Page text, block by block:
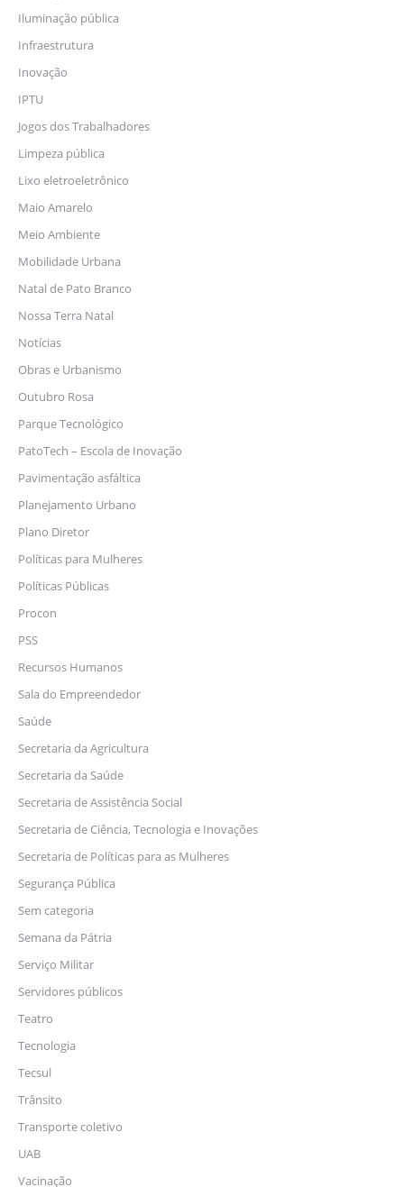
Iluminação pública
Infraestrutura
Inovação
IPTU
Jogos dos Trabalhadores
Limpeza pública
Lixo eletroeletrônico
Maio Amarelo
Meio Ambiente
Mobilidade Urbana
Natal de Pato Branco
Nossa Terra Natal
Notícias
Obras e Urbanismo
Outubro Rosa
Parque Tecnológico
PatoTech – Escola de Inovação
Pavimentação asfáltica
Planejamento Urbano
Plano Diretor
Políticas para Mulheres
Políticas Públicas
Procon
PSS
Recursos Humanos
Sala do Empreendedor
Saúde
Secretaria da Agricultura
Secretaria da Saúde
Secretaria de Assistência Social
Secretaria de Ciência, Tecnologia e Inovações
Secretaria de Políticas para as Mulheres
Segurança Pública
Sem categoria
Semana da Pátria
Serviço Militar
Servidores públicos
Teatro
Tecnologia
Tecsul
Trânsito
Transporte coletivo
UAB
Vacinação